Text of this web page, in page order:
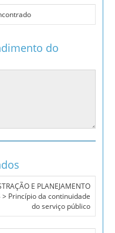
do
E PLANEJAMENTO
> Princípio da continuidade
do serviço público